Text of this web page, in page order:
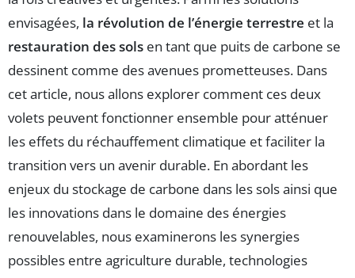
envisagées, la révolution de l’énergie terrestre et la
restauration des sols en tant que puits de carbone se
dessinent comme des avenues prometteuses. Dans
cet article, nous allons explorer comment ces deux
volets peuvent fonctionner ensemble pour atténuer
les effets du réchauffement climatique et faciliter la
transition vers un avenir durable. En abordant les
enjeux du stockage de carbone dans les sols ainsi que
les innovations dans le domaine des énergies
renouvelables, nous examinerons les synergies
possibles entre agriculture durable, technologies